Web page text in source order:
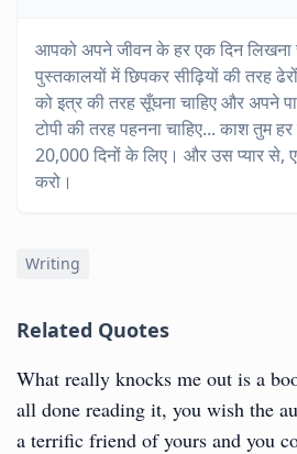
आपको अपने जीवन के हर एक दिन लिखना
पुस्तकालयों में छिपकर सीढ़ियों की तरह
को इत्र की तरह सूँघना चाहिए और अपने
टोपी की तरह पहनना चाहिए... काश तुम
20,000 दिनों के लिए। और उस प्यार से,
करो।
Writing
Related Quotes
What really knocks me out is a
all done reading it, you wish the
a terrific friend of yours and you